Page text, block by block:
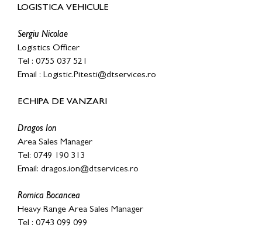
LOGISTICA VEHICULE
Sergiu Nicolae
Logistics Officer
Tel : 0755 037 521
Email : Logistic.Pitesti@dtservices.ro
ECHIPA DE VANZARI
Dragos Ion
Area Sales Manager
Tel: 0749 190 313
Email: dragos.ion@dtservices.ro
Romica Bocancea
Heavy Range Area Sales Manager
Tel : 0743 099 099